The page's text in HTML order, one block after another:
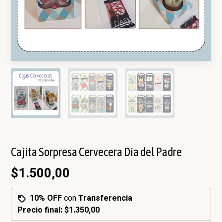
Cajita Sorpresa Cervecera Día del Padre
$1.500,00
10% OFFconTransferencia
Precio final:$1.350,00